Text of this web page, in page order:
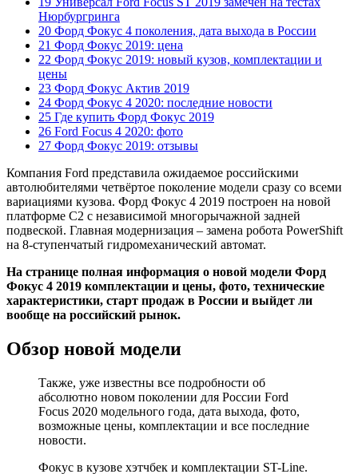
Нюрбургринга
20 Форд Фокус 4 поколения, дата выхода в России
21 Форд Фокус 2019: цена
22 Форд Фокус 2019: новый кузов, комплектации и
цены
23 Форд Фокус Актив 2019
24 Форд Фокус 4 2020: последние новости
25 Где купить Форд Фокус 2019
26 Ford Focus 4 2020: фото
27 Форд Фокус 2019: отзывы
Компания Ford представила ожидаемое российскими
автолюбителями четвёртое поколение модели сразу со всеми
вариациями кузова. Форд Фокус 4 2019 построен на новой
платформе C2 с независимой многорычажной задней
подвеской. Главная модернизация – замена робота PowerShift
на 8-ступенчатый гидромеханический автомат.
На странице полная информация о новой модели Форд
Фокус 4 2019 комплектации и цены, фото, технические
характеристики, старт продаж в Росcии и выйдет ли
вообще на российский рынок.
Обзор новой модели
Также, уже известны все подробности об
абсолютно новом поколении для России Ford
Focus 2020 модельного года, дата выхода, фото,
возможные цены, комплектации и все последние
новости.
Фокус в кузове хэтчбек и комплектации ST-Line.